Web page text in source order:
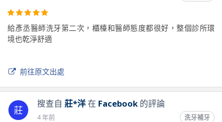
中科美學牙醫客服部門敬上
前往原文出處
給彥丞醫師洗牙第二次，櫃檯和醫師態度都很好，整個診所環
境也乾淨舒適
前往原文出處
莊
搜查自 莊*洋在 Facebook的評論
4 年前 洗牙補牙